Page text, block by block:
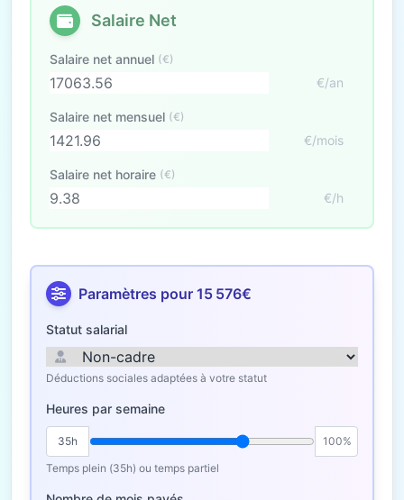
Salaire Net
Salaire net annuel (€)
€/an
Salaire net mensuel (€)
€/mois
Salaire net horaire (€)
€/h
Paramètres pour 15 576€
Statut salarial
Déductions sociales adaptées à votre statut
Heures par semaine
35h
100%
Temps plein (35h) ou temps partiel